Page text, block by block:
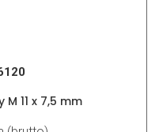
11 x 7,5 mm